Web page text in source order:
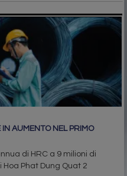
IN AUMENTO NEL PRIMO
di HRC a 9 milioni di
Phat Dung Quat 2